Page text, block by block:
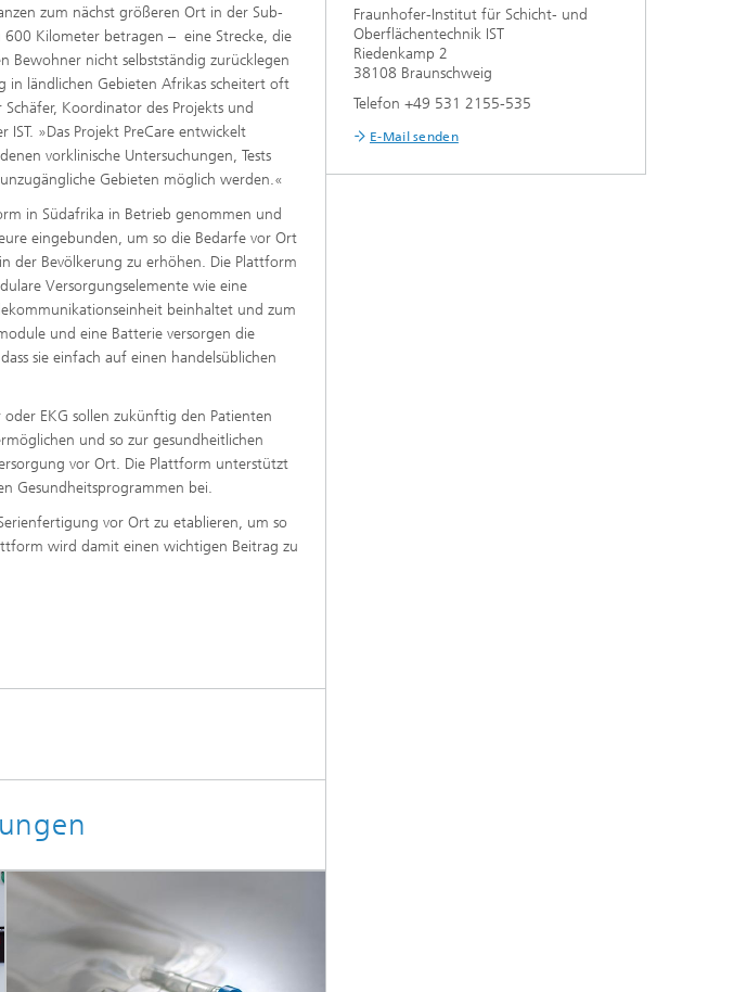
zum nächst größeren Ort in der Sub-
600 Kilometer betragen – eine Strecke, die
Bewohner nicht selbstständig zurücklegen
in ländlichen Gebieten Afrikas scheitert oft
Koordinator des Projekts und
»Das Projekt PreCare entwickelt
vorklinische Untersuchungen, Tests
Gebieten möglich werden.«
in Südafrika in Betrieb genommen und
eingebunden, um so die Bedarfe vor Ort
der Bevölkerung zu erhöhen. Die Plattform
Versorgungselemente wie eine
beinhaltet und zum
und eine Batterie versorgen die
sie einfach auf einen handelsüblichen
EKG sollen zukünftig den Patienten
und so zur gesundheitlichen
vor Ort. Die Plattform unterstützt
Gesundheitsprogrammen bei.
vor Ort zu etablieren, um so
wird damit einen wichtigen Beitrag zu
Fraunhofer-Institut für Schicht- und
Oberflächentechnik IST
Riedenkamp 2
38108 Braunschweig
Telefon +49 531 2155-535
E-Mail senden